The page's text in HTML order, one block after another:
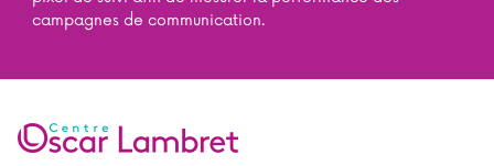
campagnes de communication.